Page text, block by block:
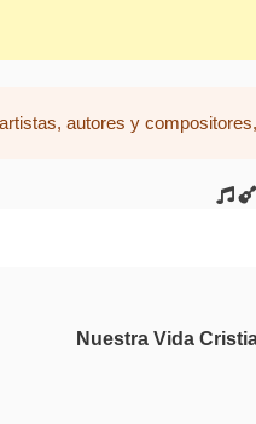
autores y
Nuestra Vida